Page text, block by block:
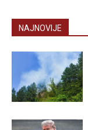
NAJNOVIJE